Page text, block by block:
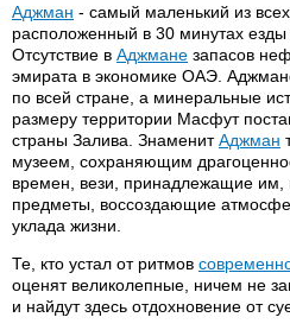
Dreamland 2*
Dream Palace 2*
Dubai Park Hotel 3*
Dubai Marine Beach Resort &
SPA 5*
Dubai Palm 3*
Dusit Dubai 5*
Eureka 2*
Fairmount 5*
Arabian Beach (быш. Gulf
Beach) 3*
Beach Hotel 3*
Captain Resort - villa
Coral Beach 3*
Embassy Suites 5*
Golden Beach Motel 3*
Continental) 4*
Holiday International 4*
Аджман - самый маленький из
расположенный в 30 минутах езды
Отсутствие в Аджмане запасов
эмирата в экономике ОАЭ.
по всей стране, а минеральные
размеру территории Масфут
страны Залива. ЗнаменитАджман
музеем, сохраняющим
времен, вези, принадлежащие им,
предметы, воссоздающие
уклада жизни.
Те, кто устал от ритмов
оценят великолепные, ничем не
и найдут здесь отдохновение от